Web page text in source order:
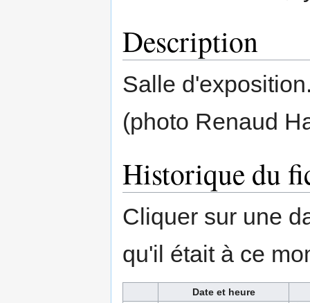
Description
Salle
(photo Renaud
Historique du
Cliquer sur une
qu'il était à ce
Date et heure